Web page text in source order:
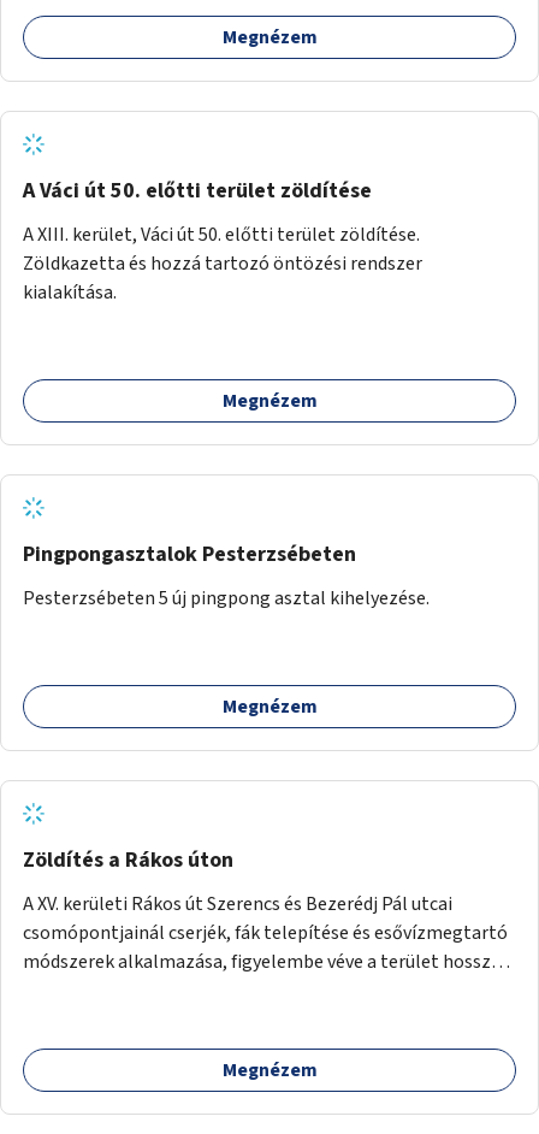
komposztmesteri képzést is biztosítunk. A komposztáló
csak akkor valósulhat meg, ha létrejön egy helyi fenntartó
Megnézem
A Váci út 50. előtti terület zöldítése
A XIII. kerület, Váci út 50. előtti terület zöldítése.
Zöldkazetta és hozzá tartozó öntözési rendszer
kialakítása.
Megnézem
Pingpongasztalok Pesterzsébeten
Pesterzsébeten 5 új pingpong asztal kihelyezése.
Megnézem
Zöldítés a Rákos úton
A XV. kerületi Rákos út Szerencs és Bezerédj Pál utcai
csomópontjainál cserjék, fák telepítése és esővízmegtartó
módszerek alkalmazása, figyelembe véve a terület hosszú
Megnézem